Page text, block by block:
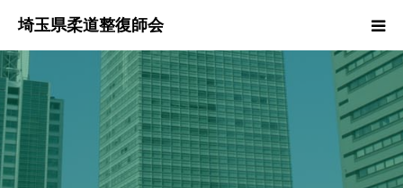
本会のご紹介
情報公開